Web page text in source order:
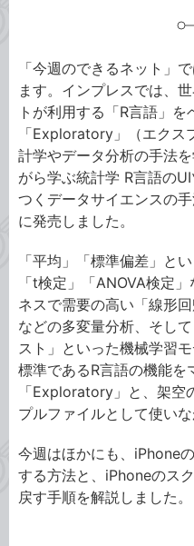
「今週のできるネット」
ます。インプレスでは、
トが利用する「R言語」
「Exploratory」（エクス
計学やデータ分析の手法
がら学ぶ統計学 R言語の
つくデータサイエンスの
に発売しました。
「平均」「標準偏差」と
「t検定」「ANOVA検定
ネスで需要の高い「線形
などの多変量分析、そし
スト」といった機械学習
標準であるR言語の機能を
「Exploratory」と、架空
プルファイルとして使い
今週はほかにも、iPhone
する方法と、iPhoneのス
戻す手順を解説しました。